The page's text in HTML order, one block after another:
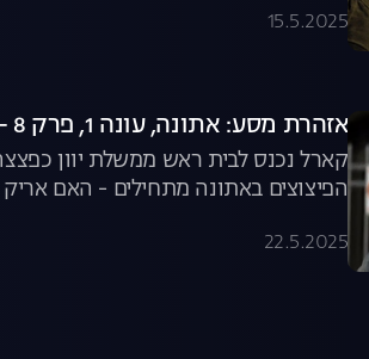
15.5.2025
אזהרת מסע: אתונה, עונה 1, פרק 8 - שעון החול אוזל
קארל נכנס לבית ראש ממשלת יוון
הפיצוצים באתונה מתחילים - האם
22.5.2025